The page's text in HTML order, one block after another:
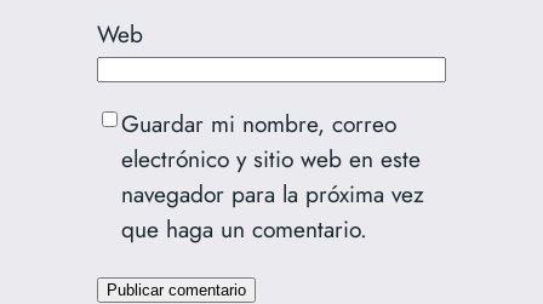
Web
Guardar mi nombre, correo
electrónico y sitio web en este
navegador para la próxima vez
que haga un comentario.